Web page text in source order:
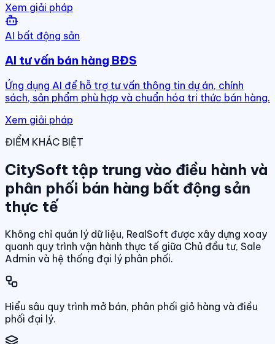
Xem giải pháp
AI bất động sản
AI tư vấn bán hàng BĐS
Ứng dụng AI để hỗ trợ tư vấn thông tin dự án, chính
sách, sản phẩm phù hợp và chuẩn hóa tri thức bán hàng.
Xem giải pháp
ĐIỂM KHÁC BIỆT
CitySoft tập trung vào điều hành và
phân phối bán hàng bất động sản
thực tế
Không chỉ quản lý dữ liệu, RealSoft được xây dựng xoay
quanh quy trình vận hành thực tế giữa Chủ đầu tư, Sale
Admin và hệ thống đại lý phân phối.
Hiểu sâu quy trình mở bán, phân phối giỏ hàng và điều
phối đại lý.